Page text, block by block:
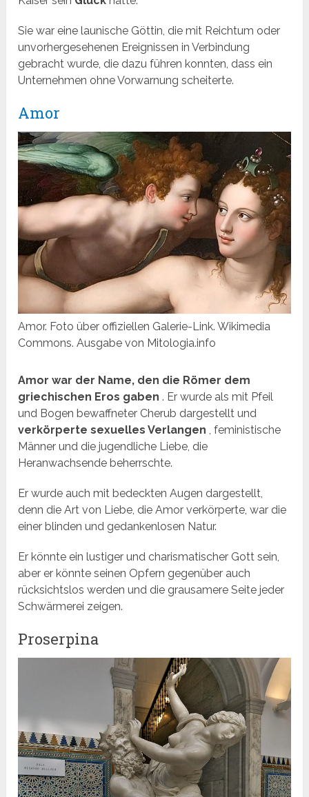
Sie war eine launische Göttin, die mit Reichtum oder
unvorhergesehenen Ereignissen in Verbindung
gebracht wurde, die dazu führen konnten, dass ein
Unternehmen ohne Vorwarnung scheiterte.
Amor
Amor. Foto über offiziellen Galerie-Link. Wikimedia
Commons. Ausgabe von Mitologia.info
Amor war der Name, den die Römer dem
griechischen Eros gaben . Er wurde als mit Pfeil
und Bogen bewaffneter Cherub dargestellt und
verkörperte sexuelles Verlangen , feministische
Männer und die jugendliche Liebe, die
Heranwachsende beherrschte.
Er wurde auch mit bedeckten Augen dargestellt,
denn die Art von Liebe, die Amor verkörperte, war die
einer blinden und gedankenlosen Natur.
Er könnte ein lustiger und charismatischer Gott sein,
aber er könnte seinen Opfern gegenüber auch
rücksichtslos werden und die grausamere Seite jeder
Schwärmerei zeigen.
Proserpina